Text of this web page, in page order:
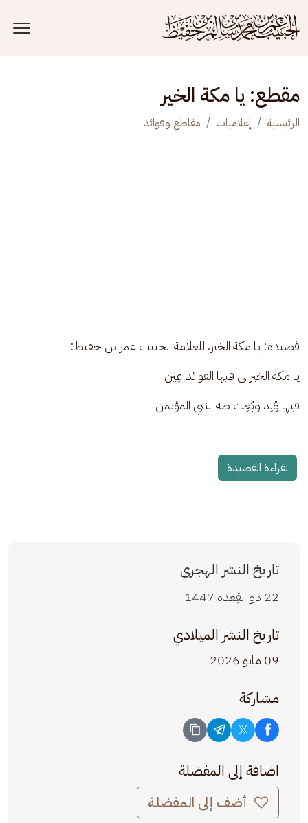
مقطع: يا مكة الخير
الرئيسية إعلاميات مقاطع وفوائد
قصيدة: يا مكة الخير، للعلامة الحبيب عمر بن حفيظ:
يا مكةَ الخير لي فيها الفوائد عِيَن
فيها وُلِد وبُعِث طه النبي المؤتمن
لقراءة القصيدة
تاريخ النشر الهجري
22 ذو القِعدة 1447
تاريخ النشر الميلادي
09 مايو 2026
مشاركة
اضافة إلى المفضلة
أضف إلى المفضلة